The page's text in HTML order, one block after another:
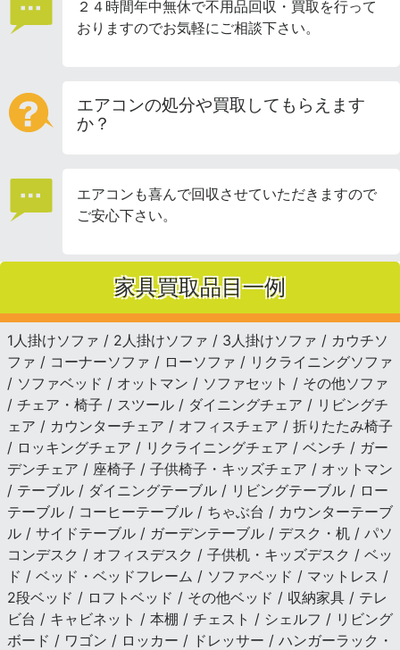
２４時間年中無休で不用品回収・買取を行って
おりますのでお気軽にご相談下さい。
エアコンの処分や買取してもらえます
か？
エアコンも喜んで回収させていただきますので
ご安心下さい。
家具買取品目一例
1人掛けソファ / 2人掛けソファ / 3人掛けソファ / カウチソ
ファ / コーナーソファ / ローソファ / リクライニングソファ
/ ソファベッド / オットマン / ソファセット / その他ソファ
/ チェア・椅子 / スツール / ダイニングチェア / リビングチ
ェア / カウンターチェア / オフィスチェア / 折りたたみ椅子
/ ロッキングチェア / リクライニングチェア / ベンチ / ガー
デンチェア / 座椅子 / 子供椅子・キッズチェア / オットマン
/ テーブル / ダイニングテーブル / リビングテーブル / ロー
テーブル / コーヒーテーブル / ちゃぶ台 / カウンターテーブ
ル / サイドテーブル / ガーデンテーブル / デスク・机 / パソ
コンデスク / オフィスデスク / 子供机・キッズデスク / ベッ
ド / ベッド・ベッドフレーム / ソファベッド / マットレス /
2段ベッド / ロフトベッド / その他ベッド / 収納家具 / テレ
ビ台 / キャビネット / 本棚 / チェスト / シェルフ / リビング
ボード / ワゴン / ロッカー / ドレッサー / ハンガーラック・